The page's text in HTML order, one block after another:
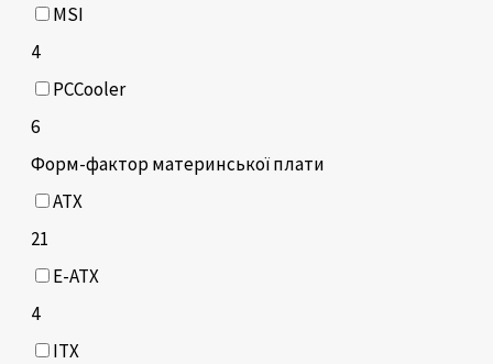
MSI
4
PCCooler
6
Форм-фактор материнської плати
ATX
21
E-ATX
4
ITX